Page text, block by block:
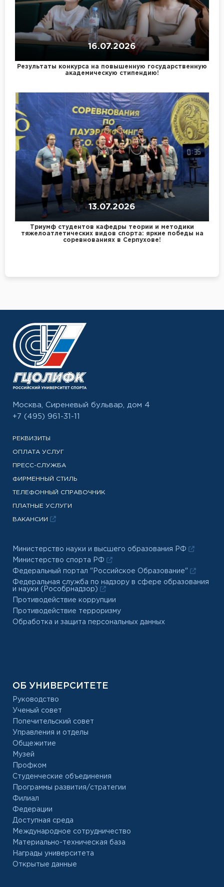
16.07.2026
Результаты конкурса на повышенную государственную
академическую стипендию!
13.07.2026
Триумф студентов кафедры теории и методики
тяжелоатлетических видов спорта: яркие победы на
соревнованиях в Серпухове!
Москва, Сиреневый бульвар, дом 4
+7 (495) 961-31-11
РЕКВИЗИТЫ
ОПЛАТА УСЛУГ
ПРЕСС-СЛУЖБА
ФИРМЕННЫЙ СТИЛЬ
ТЕЛЕФОННЫЙ СПРАВОЧНИК
ПЛАТНЫЕ УСЛУГИ
ВАКАНСИИ
Министерство науки и высшего образования РФ
Министерство спорта РФ
Федеральный портал "Российское Образование"
Федеральная служба по надзору в сфере образования
и науки (Рособрнадзор)
Противодействие коррупции
Противодействие терроризму
Обработка и защита персональных данных
ОБ УНИВЕРСИТЕТЕ
Руководство
Ученый совет
Попечительский совет
Управления и отделы
Общежитие
Музей
Профком
Студенческие объединения
Программы развития/стратегии
Филиал
Федерации
Доступная среда
Международное сотрудничество
Материально-техническая база
Награды университета
Открытые данные